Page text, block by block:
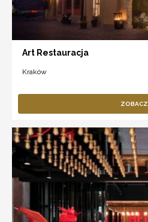
Art Restauracja
Kraków
ZOBACZ